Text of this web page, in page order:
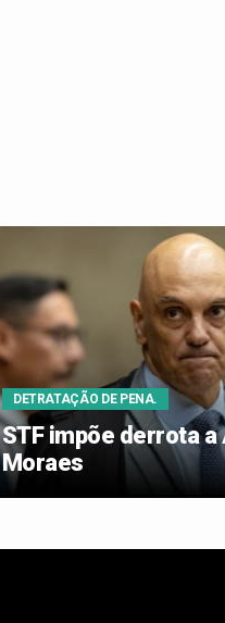
DETRATAÇÃO DE PENA.
STF impõe derrota
Moraes